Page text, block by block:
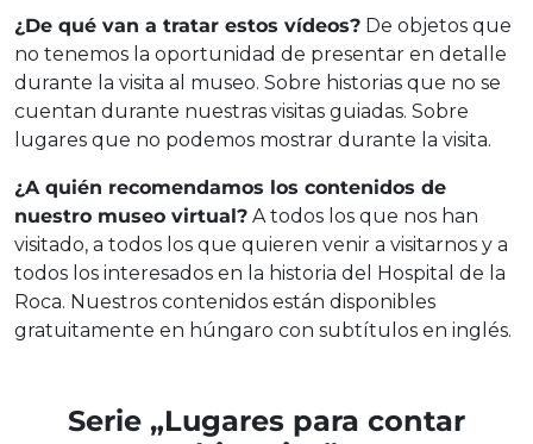
¿De qué van a tratar estos vídeos? De objetos que
no tenemos la oportunidad de presentar en detalle
durante la visita al museo. Sobre historias que no se
cuentan durante nuestras visitas guiadas. Sobre
lugares que no podemos mostrar durante la visita.
¿A quién recomendamos los contenidos de
nuestro museo virtual? A todos los que nos han
visitado, a todos los que quieren venir a visitarnos y a
todos los interesados en la historia del Hospital de la
Roca. Nuestros contenidos están disponibles
gratuitamente en húngaro con subtítulos en inglés.
Serie „Lugares para contar